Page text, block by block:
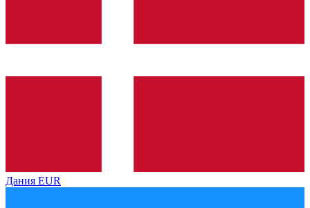
Дания EUR